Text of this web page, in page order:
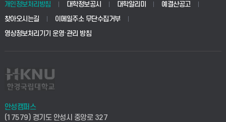
개인정보처리방침 대학정보공시 대학알리미
예결산공고
찾아오시는길
이메일주소 무단수집거부
영상정보처리기기 운영·관리 방침
안성캠퍼스
(17579) 경기도 안성시 중앙로 327